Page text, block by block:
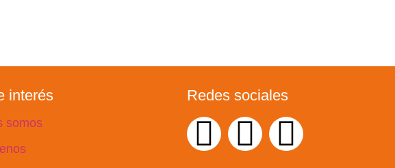
interés
somos
Redes sociales